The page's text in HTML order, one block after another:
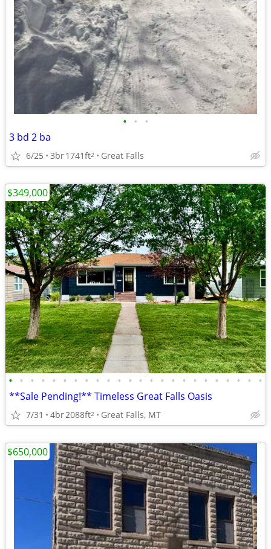
• • •
3 bd 2 ba
6/25 3br1741ft2 Great Falls
• • • • • • • • • • • • • • • • • • • • • • • •
**Sale Pending!** Timeless Great Falls Oasis
7/31 4br2088ft2 Great Falls, MT
$349,000
$650,000